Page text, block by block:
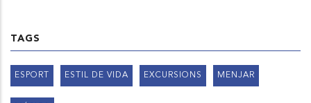
TAGS
ESPORT ESTIL DE VIDA EXCURSIONS MENJAR